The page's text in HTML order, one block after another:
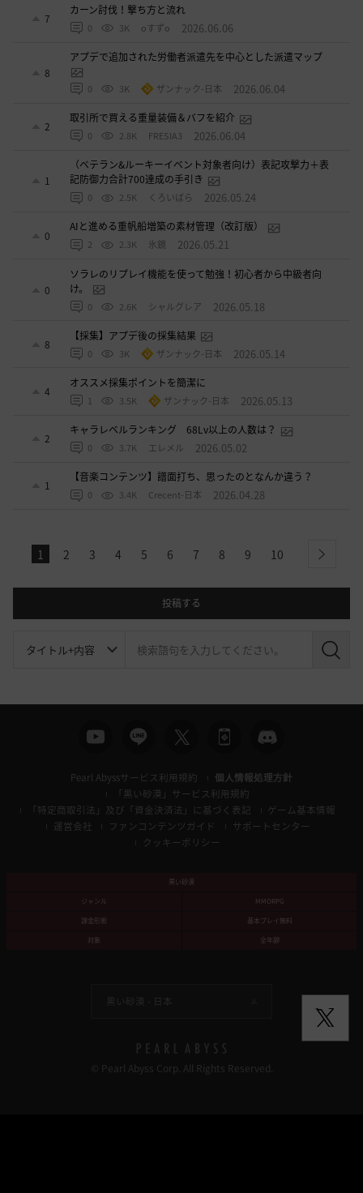
7
カーン討伐！撃ち方と流れ
0 3K oすずo 2026.06.06
8
アプデで追加された労働者派遣先を中心とした派遣マップ
0 3K ザンナック-日本 2026.06.04
2
取引所で買える重量装備＆バフを紹介
0 2.8K FRESIA3 2026.06.04
1
（ベテラン&ルーキーイベント対象者向け）表記攻撃力＋表
記防御力合計700達成の手引き
0 2.5K くろいばら 2026.05.24
0
AIと進める重帆船増築の素材管理（改訂版）
2 2.3K 氷鏡 2026.05.21
0
ソラレのリプレイ機能を使って勉強！初心者から中級者向
け。
0 2.6K シャルグレア 2026.05.18
8
【採集】アプデ後の採集結果
0 3K ザンナック-日本 2026.05.14
4
オススメ採集ポイントを簡潔に
1 3.5K ザンナック-日本 2026.05.13
2
キャラレベルランキング 68Lv以上の人数は？
0 3.7K エレメル 2026.05.02
1
【音楽コンテンツ】譜面打ち、思ったのとなんか違う？
0 3.4K Crecent-日本 2026.04.28
1 2 3 4 5 6 7 8 9 10 next
投稿する
検
Pearl Abyssサービス利用規約
個人情報処理方針
「黒い砂漠」サービス利用規約
「特定商取引法」及び「資金決済法」に基づく表記
ゲーム基本情報
運営会社
ファンコンテンツガイド
サポートセンター
クッキーポリシー
黒い砂漠
ジャンル
MMORPG
課金形態
基本プレイ無料
対象
全年齢
黒い砂漠 - 日本
© Pearl Abyss Corp. All Rights Reserved.